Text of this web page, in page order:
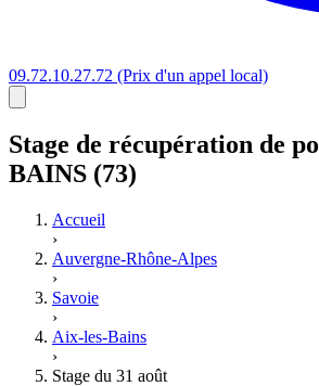
09.72.10.27.72 (Prix d'un appel local)
Stage de récupération de
BAINS (73)
Accueil
›
Auvergne-Rhône-Alpes
›
Savoie
›
Aix-les-Bains
›
Stage du 31 août